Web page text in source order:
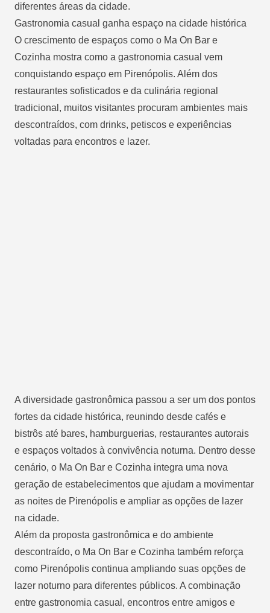
diferentes áreas da cidade.
Gastronomia casual ganha espaço na cidade histórica
O crescimento de espaços como o Ma On Bar e
Cozinha mostra como a gastronomia casual vem
conquistando espaço em Pirenópolis. Além dos
restaurantes sofisticados e da culinária regional
tradicional, muitos visitantes procuram ambientes mais
descontraídos, com drinks, petiscos e experiências
voltadas para encontros e lazer.
A diversidade gastronômica passou a ser um dos pontos
fortes da cidade histórica, reunindo desde cafés e
bistrôs até bares, hamburguerias, restaurantes autorais
e espaços voltados à convivência noturna. Dentro desse
cenário, o Ma On Bar e Cozinha integra uma nova
geração de estabelecimentos que ajudam a movimentar
as noites de Pirenópolis e ampliar as opções de lazer
na cidade.
Além da proposta gastronômica e do ambiente
descontraído, o Ma On Bar e Cozinha também reforça
como Pirenópolis continua ampliando suas opções de
lazer noturno para diferentes públicos. A combinação
entre gastronomia casual, encontros entre amigos e